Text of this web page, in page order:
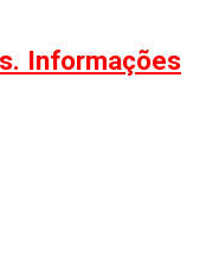
Informações